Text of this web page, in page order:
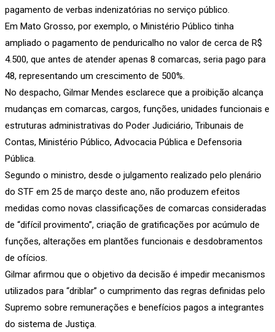
pagamento de verbas indenizatórias no serviço público.
Em Mato Grosso, por exemplo, o Ministério Público tinha
ampliado o pagamento de penduricalho no valor de cerca de R$
4.500, que antes de atender apenas 8 comarcas, seria pago para
48, representando um crescimento de 500%.
No despacho, Gilmar Mendes esclarece que a proibição alcança
mudanças em comarcas, cargos, funções, unidades funcionais e
estruturas administrativas do Poder Judiciário, Tribunais de
Contas, Ministério Público, Advocacia Pública e Defensoria
Pública.
Segundo o ministro, desde o julgamento realizado pelo plenário
do STF em 25 de março deste ano, não produzem efeitos
medidas como novas classificações de comarcas consideradas
de “difícil provimento”, criação de gratificações por acúmulo de
funções, alterações em plantões funcionais e desdobramentos
de ofícios.
Gilmar afirmou que o objetivo da decisão é impedir mecanismos
utilizados para “driblar” o cumprimento das regras definidas pelo
Supremo sobre remunerações e benefícios pagos a integrantes
do sistema de Justiça.